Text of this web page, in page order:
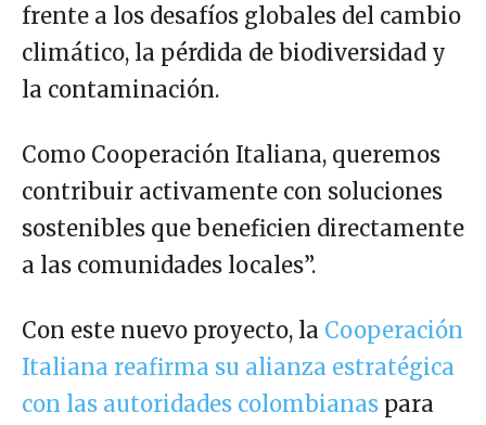
frente a los desafíos globales del cambio
climático, la pérdida de biodiversidad y
la contaminación.
Como Cooperación Italiana, queremos
contribuir activamente con soluciones
sostenibles que beneficien directamente
a las comunidades locales”.
Con este nuevo proyecto, la Cooperación
Italiana reafirma su alianza estratégica
con las autoridades colombianas para